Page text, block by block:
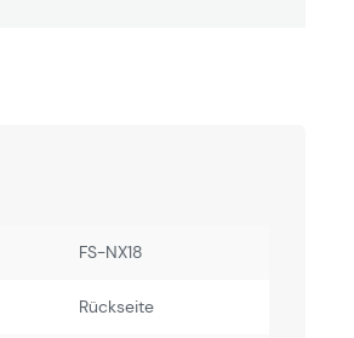
FS-NX18
Rückseite